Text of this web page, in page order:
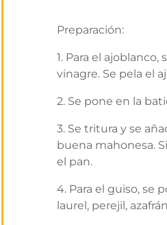
Preparación:
1. Para el
vinagre. Se pela el
2. Se pone en la
3. Se tritura y se
buena mahonesa.
el pan.
4. Para el guiso, se
laurel, perejil,